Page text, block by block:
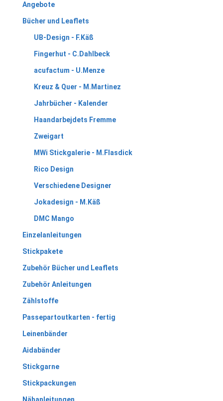
Angebote
Bücher und Leaflets
UB-Design - F.Käß
Fingerhut - C.Dahlbeck
acufactum - U.Menze
Kreuz & Quer - M.Martinez
Jahrbücher - Kalender
Haandarbejdets Fremme
Zweigart
MWi Stickgalerie - M.Flasdick
Rico Design
Verschiedene Designer
Jokadesign - M.Käß
DMC Mango
Einzelanleitungen
Stickpakete
Zubehör Bücher und Leaflets
Zubehör Anleitungen
Zählstoffe
Passepartoutkarten - fertig
Leinenbänder
Aidabänder
Stickgarne
Stickpackungen
Nähanleitungen